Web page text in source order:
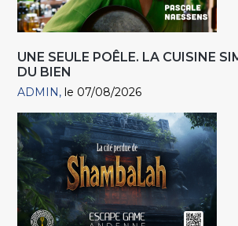
UNE SEULE POÊLE. LA CUISINE
DU BIEN
ADMIN le 07/08/2026